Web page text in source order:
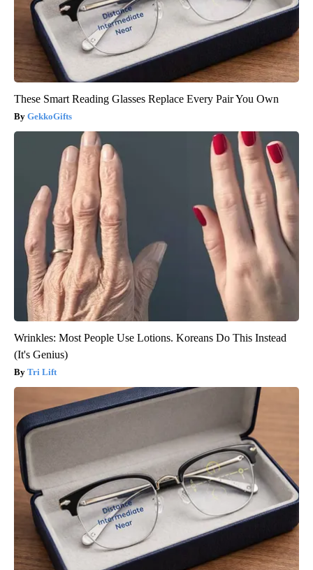
These Smart Reading Glasses Replace Every Pair You Own
GekkoGifts
Wrinkles: Most People Use Lotions. Koreans Do This Instead
(It's Genius)
Tri Lift